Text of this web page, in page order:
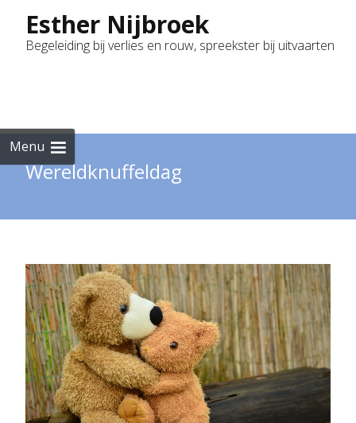
Esther Nijbroek
Begeleiding bij verlies en rouw, spreekster bij uitvaarten
Menu
Wereldknuffeldag